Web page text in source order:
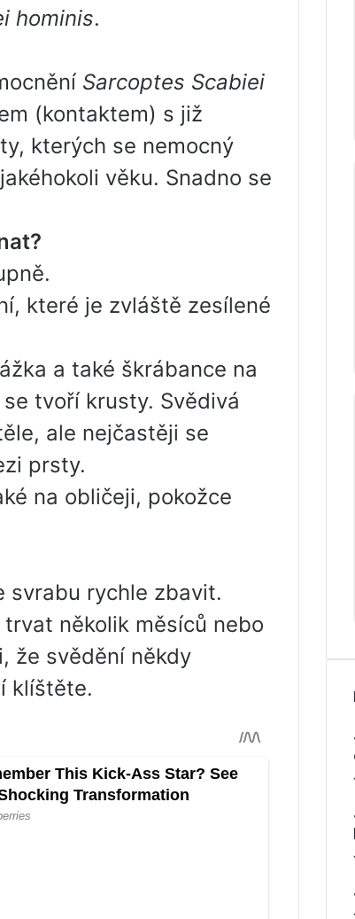
hominis.
Sarcoptes Scabiei
(kontaktem) s již
kterých se nemocný
věku. Snadno se
které je zvláště zesílené
a také škrábance na
tvoří krusty. Svědivá
ale nejčastěji se
prsty.
na obličeji, pokožce
svrabu rychle zbavit.
několik měsíců nebo
že svědění někdy
klíštěte.